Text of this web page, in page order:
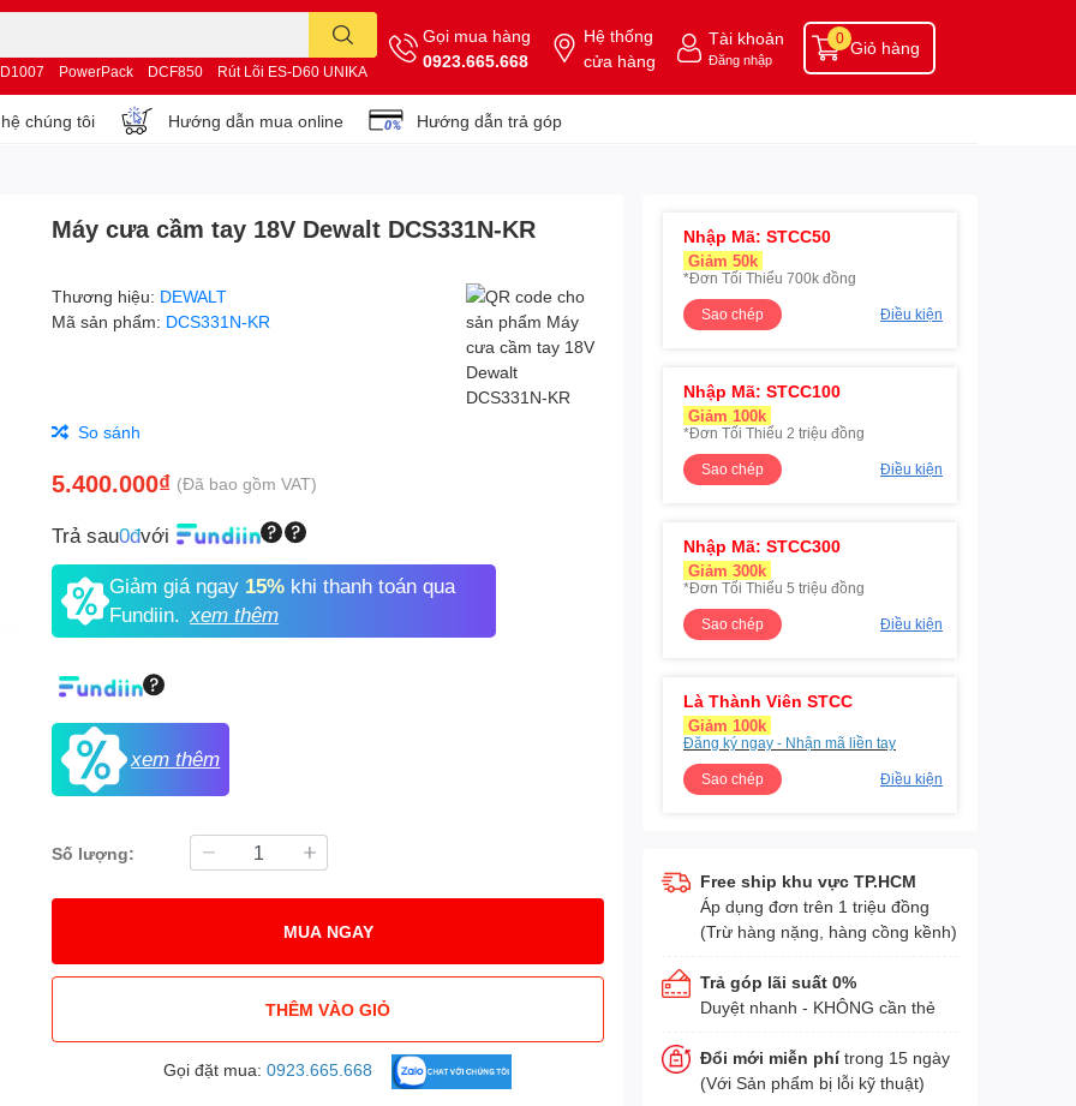
PowerPack DCF850 Rút Lõi ES-D60 UNIKA
Gọi mua hàng
0923.665.668
Hệ thống
cửa hàng
Tài khoản
Đăng nhập
Giỏ hàng
0
chúng tôi Hướng dẫn mua online Hướng dẫn trả góp
Máy cưa cầm tay 18V Dewalt DCS331N-KR
Thương hiệu: DEWALT
Mã sản phẩm: DCS331N-KR
So sánh
5.400.000₫ (Đã bao gồm VAT)
Trả sau0đvới
Giảm giá ngay 15% khi thanh toán qua
Fundiin. xem thêm
xem thêm
Số lượng:
MUA NGAY
THÊM VÀO GIỎ
Gọi đặt mua: 0923.665.668
Nhập Mã: STCC50
Giảm 50k
*Đơn Tối Thiểu 700k đồng
Sao chép
Điều kiện
Nhập Mã: STCC100
Giảm 100k
*Đơn Tối Thiểu 2 triệu đồng
Sao chép
Điều kiện
Nhập Mã: STCC300
Giảm 300k
*Đơn Tối Thiểu 5 triệu đồng
Sao chép
Điều kiện
Là Thành Viên STCC
Giảm 100k
Đăng ký ngay - Nhận mã liền tay
Sao chép
Điều kiện
Free ship khu vực TP.HCM
Áp dụng đơn trên 1 triệu đồng
(Trừ hàng nặng, hàng cồng kềnh)
Trả góp lãi suất 0%
Duyệt nhanh - KHÔNG cần thẻ
Đổi mới miễn phítrong 15 ngày
(Với Sản phẩm bị lỗi kỹ thuật)